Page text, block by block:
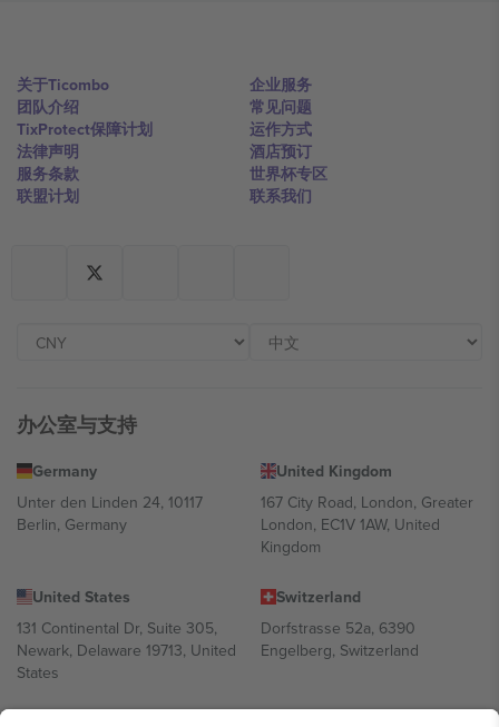
关于Ticombo
团队介绍
TixProtect保障计划
法律声明
服务条款
联盟计划
企业服务
常见问题
运作方式
酒店预订
世界杯专区
联系我们
办公室与支持
Germany
Unter den Linden 24, 10117
Berlin, Germany
United Kingdom
167 City Road, London, Greater
London, EC1V 1AW, United
Kingdom
United States
131 Continental Dr, Suite 305,
Newark, Delaware 19713, United
States
Switzerland
Dorfstrasse 52a, 6390
Engelberg, Switzerland